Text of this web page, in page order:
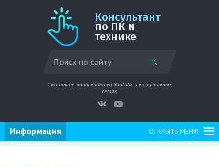
Консультант
по ПК и
технике
Смотрите наши видео на Youtube и в социальных
сетях
ОТКРЫТЬ МЕНЮ
Информация